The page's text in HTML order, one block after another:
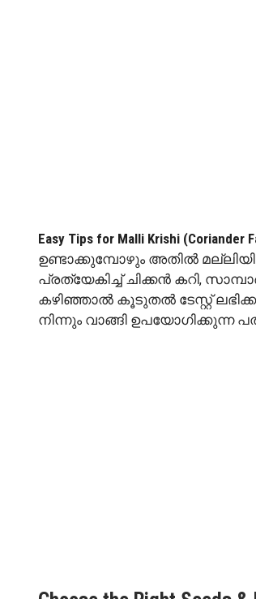
Easy Tips for Malli Krishi (Coriander
ഉണ്ടാക്കുമ്പോഴും അതിൽ
പ്രത്യേകിച്ച് ചിക്കൻ കറി,
കഴിഞ്ഞാൽ കൂടുതൽ ടേസ്റ്റ്
നിന്നും വാങ്ങി ഉപയോഗിക്കുന്ന